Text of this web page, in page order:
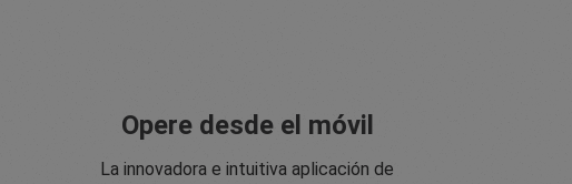
Opere desde el móvil
La innovadora e intuitiva aplicación de